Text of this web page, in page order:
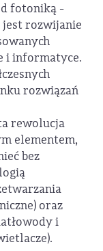
fotoniką -
jest rozwijanie
i informatyce.
rozwiązań
rewolucja
elementem,
bez
oraz
i